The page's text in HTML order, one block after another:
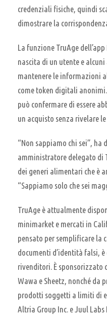
credenziali fisiche, quindi
dimostrare la
La funzione TruAge
nascita di un utente e
mantenere le informazioni
come token digitali
può confermare di essere
un acquisto senza rivelare
“Non sappiamo chi sei”, ha
amministratore delegato di
dei generi alimentari che è
“Sappiamo solo che sei
TruAge è attualmente
minimarket e mercati in
pensato per semplificare la
documenti d’identità falsi,
rivenditori. È sponsorizzato
Wawa e Sheetz, nonché
prodotti soggetti a limiti di
Altria Group Inc. e Juul Labs